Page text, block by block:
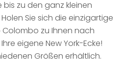
bis zu den ganz kleinen
Sie sich die einzigartige
zu Ihnen nach
eigene New York-Ecke!
Größen erhältlich.